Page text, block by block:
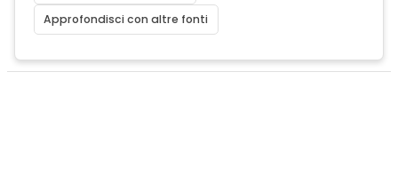
Approfondisci con altre fonti